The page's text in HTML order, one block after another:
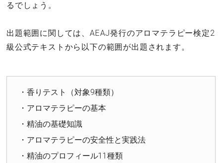
るでしょう。
出題範囲に関しては、AEAJ発行のアロマテラピー検定2
級公式テキストから以下の範囲が出題されます。
・香りテスト（対象9種類）
・アロマテラピーの基本
・精油の基礎知識
・アロマテラピーの安全性と実践法
・精油のプロフィール11種類